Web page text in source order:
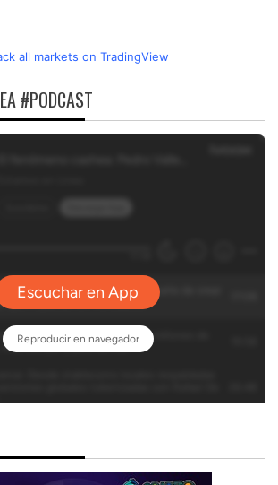
all markets on TradingView
#PODCAST